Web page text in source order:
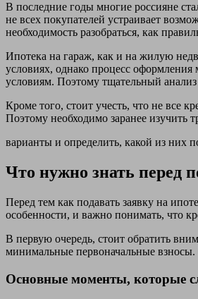
В последние годы многие россияне
не всех покупателей устраивает
необходимость разобраться, как
Ипотека на гараж, как и на жилую
условиях, однако процесс
условиям. Поэтому тщательный
Кроме того, стоит учесть, что не все
Поэтому необходимо заранее изучить
варианты и определить, какой из них
Что нужно знать перед
Перед тем как подавать заявку на
особенности, и важно понимать, что
В первую очередь, стоит обратить
минимальные первоначальные
Основные моменты, которые